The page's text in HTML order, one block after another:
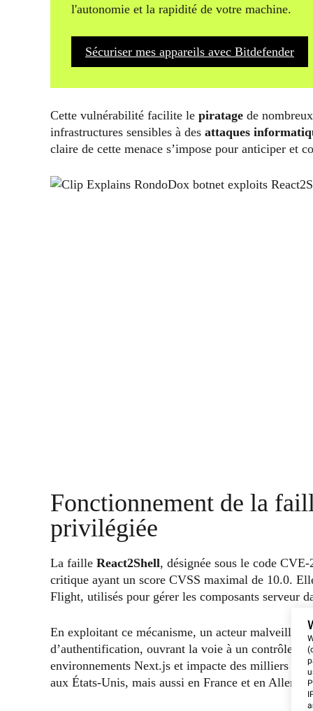
l'autonomie et la rapidité de votre machine.
Sécuriser mes appareils avec Bitdefender
Cette vulnérabilité facilite le piratage de nombreux
infrastructures sensibles à des attaques
claire de cette menace s’impose pour anticiper et
Fonctionnement de la
privilégiée
La faille React2Shell, désignée sous le code
critique ayant un score CVSS maximal de 10.0.
Flight, utilisés pour gérer les composants serveur
En exploitant ce mécanisme, un acteur malveillant
d’authentification, ouvrant la voie à un contrôle
environnements Next.js et impacte des milliers de
aux États-Unis, mais aussi en France et en